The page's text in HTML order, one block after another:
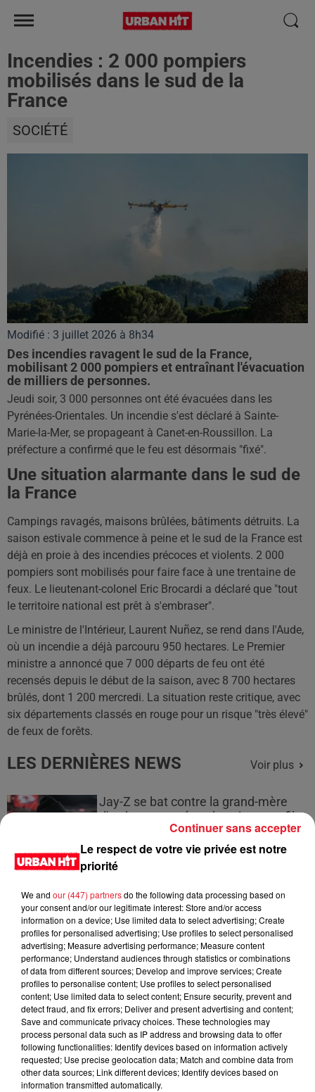
Incendies : 2 000 pompiers
mobilisés dans le sud de la
France
SOCIÉTÉ
Modifié : 3 juillet 2026 à 8h34
Des incendies ravagent le sud de la France,
mobilisant 2 000 pompiers et entraînant l'évacuation
de milliers de personnes.
Jeudi soir, 3 000 personnes ont été évacuées dans les
Pyrénées-Orientales. Un incendie s'est déclaré à Sainte-
Marie-la-Mer, se propageant à Canet-en-Roussillon. La
préfecture a confirmé que le feu est désormais "fixé".
Une situation alarmante dans le sud de
la France
Campings ravagés, maisons brûlées, bâtiments détruits. La
saison estivale commence à peine et le sud de la France est
déjà en proie à des incendies précoces et violents. 2 000
pompiers sont mobilisés pour faire face à une trentaine de
feux. Le lieutenant-colonel Eric Brocardi a déclaré que "tout
le territoire national est prêt à s'embraser".
Le ministre de l'Intérieur, Laurent Nuñez, se rend dans l'Aude,
où un incendie a déjà parcouru 950 hectares. Le Premier
ministre a annoncé que 7 000 départs de feu ont été
recensés depuis le début de la saison, avec 8 700 hectares
brûlés, dont 1 200 mercredi. La situation reste critique, avec
six départements classés en rouge pour un risque "très élevé"
de feux de forêts.
LES DERNIÈRES NEWS Voir plus
Jay-Z se bat contre la grand-mère
d'un homme prétendant être son fils
Cassie met fin à une ex-escorte
masculine dans sa bataille...
Des vitres tombent de la tour
Montparnasse : des désaccords
entre...
Incendies en Gironde : encore
Le respect de votre vie privée est notre
priorité
We and our (447) partnersdo the following data processing based on
your consent and/or our legitimate interest: Store and/or access
information on a device; Use limited data to select advertising; Create
profiles for personalised advertising; Use profiles to select personalised
advertising; Measure advertising performance; Measure content
performance; Understand audiences through statistics or combinations
of data from different sources; Develop and improve services; Create
profiles to personalise content; Use profiles to select personalised
content; Use limited data to select content; Ensure security, prevent and
detect fraud, and fix errors; Deliver and present advertising and content;
Save and communicate privacy choices. These technologies may
process personal data such as IP address and browsing data to offer
following functionalities: Identify devices based on information actively
requested; Use precise geolocation data; Match and combine data from
other data sources; Link different devices; Identify devices based on
information transmitted automatically.
Continuer sans accepter